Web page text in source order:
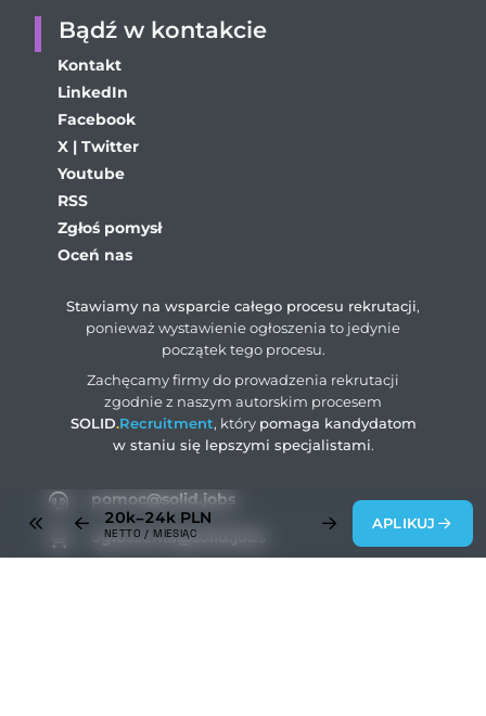
20k–24k PLN
NETTO / MIESIĄC
APLIKUJ
pomoc@solid.jobs
ogloszenia@solid.jobs
Bądź w kontakcie
Kontakt
LinkedIn
Facebook
X | Twitter
Youtube
RSS
Zgłoś pomysł
Oceń nas
Stawiamy na wsparcie całego procesu rekrutacji,
ponieważ wystawienie ogłoszenia to jedynie
początek tego procesu.
Zachęcamy firmy do prowadzenia rekrutacji
zgodnie z naszym autorskim procesem
SOLID.Recruitment, który pomaga kandydatom
w staniu się lepszymi specjalistami.